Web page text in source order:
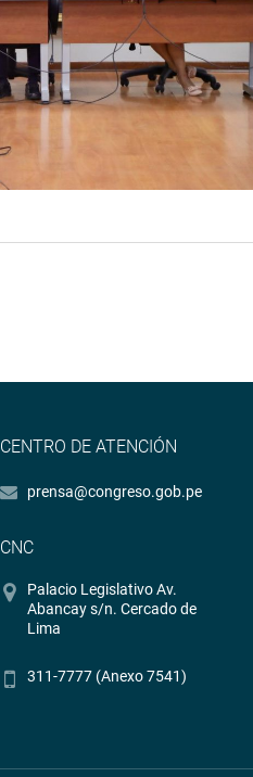
CENTRO DE ATENCIÓN
prensa@congreso.gob.pe
CNC
Palacio Legislativo Av.
Abancay s/n. Cercado de
Lima
311-7777 (Anexo 7541)